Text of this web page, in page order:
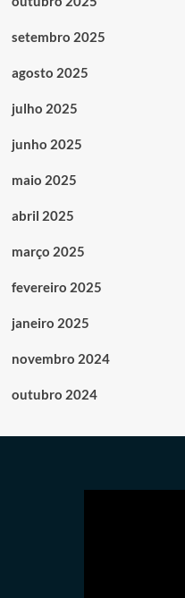
setembro 2025
agosto 2025
julho 2025
junho 2025
maio 2025
abril 2025
março 2025
fevereiro 2025
janeiro 2025
novembro 2024
outubro 2024